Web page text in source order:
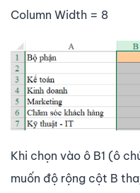
Column Width = 8
Khi chọn vào ô B1 (ô
muốn độ rộng cột B